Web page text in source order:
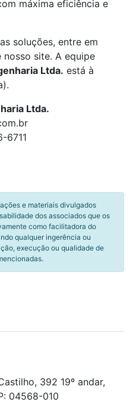
máxima eficiência e
soluções, entre em
site. A equipe
Ltda. está à
Ltda.
6711
e materiais divulgados
dos associados que os
como facilitadora do
qualquer ingerência ou
execução ou qualidade de
392 19º andar,
04568-010